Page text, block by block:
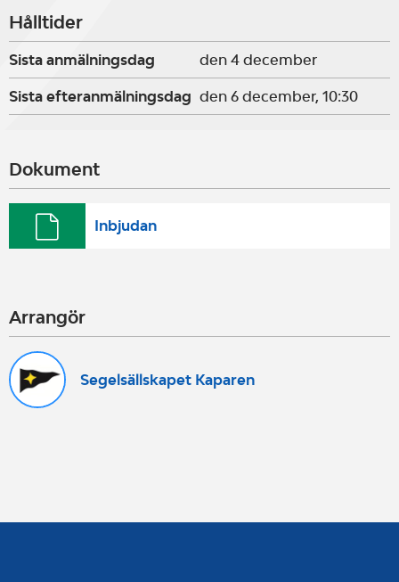
Hålltider
Sista anmälningsdag den 4 december
Sista efteranmälningsdag den 6 december, 10:30
Dokument
Inbjudan
Arrangör
Segelsällskapet Kaparen